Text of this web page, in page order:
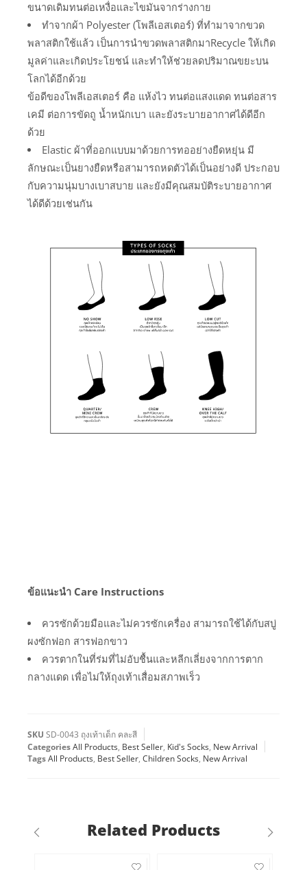
ขนาดเดิมทนต่อเหงื่อและไขมันจากร่างกาย
ทำจากผ้า Polyester (โพลีเอสเตอร์) ที่ทำมาจากขวด
พลาสติกใช้แล้ว เป็นการนำขวดพลาสติกมาRecycle ให้เกิด
มูลค่าและเกิดประโยชน์ และทำให้ช่วยลดปริมาณขยะบน
โลกได้อีกด้วย
ข้อดีของโพลีเอสเตอร์ คือ แห้งไว ทนต่อแสงแดด ทนต่อสาร
เคมี ต่อการขัดถู น้ำหนักเบา และยังระบายอากาศได้ดีอีก
ด้วย
Elastic ผ้าที่ออกแบบมาด้วยการทออย่างยืดหยุ่น มี
ลักษณะเป็นยางยืดหรือสามารถหดตัวได้เป็นอย่างดี ประกอบ
กับความนุ่มบางเบาสบาย และยังมีคุณสมบัติระบายอากาศ
ได้ดีด้วยเช่นกัน
ข้อแนะนำ Care Instructions
ควรซักด้วยมือและไม่ควรซักเครื่อง สามารถใช้ได้กับสบู่
ผงซักฟอก สารฟอกขาว
ควรตากในที่ร่มที่ไม่อับชื้นและหลีกเลี่ยงจากการตาก
กลางแดด เพื่อไม่ให้ถุงเท้าเสื่อมสภาพเร็ว
SKU SD-0043 ถุงเท้าเด็ก คละสี
CategoriesAll Products, Best Seller, Kid's Socks, New Arrival
TagsAll Products, Best Seller, Children Socks, New Arrival
Related Products